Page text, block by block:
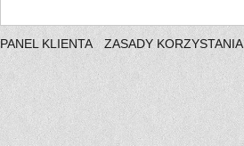
PANEL KLIENTA ZASADY KORZYSTANIA